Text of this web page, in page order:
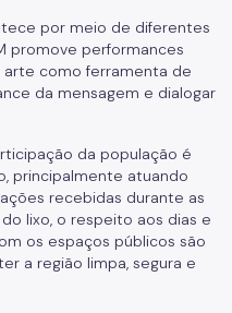
por meio de diferentes
promove performances
arte como ferramenta de
da mensagem e dialogar
da população é
principalmente atuando
recebidas durante as
lixo, o respeito aos dias e
os espaços públicos são
a região limpa, segura e